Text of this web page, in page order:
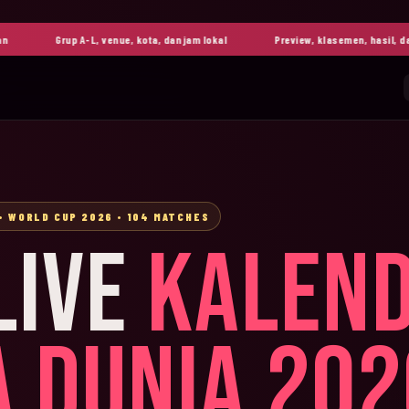
Grup A-L, venue, kota, dan jam lokal Preview, klasemen, hasil, dan
WORLD CUP 2026 • 104 MATCHES